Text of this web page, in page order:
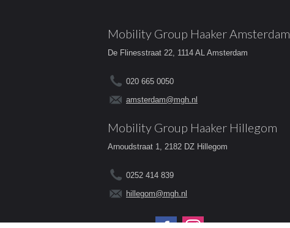
Mobility Group Haaker Amsterdam
De Flinesstraat 22, 1114 AL Amsterdam
020 665 0050
amsterdam@mgh.nl
Mobility Group Haaker Hillegom
Arnoudstraat 1, 2182 DZ Hillegom
0252 414 839
hillegom@mgh.nl
Volg ons op: